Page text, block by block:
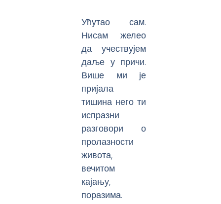
Ућутао сам.
Нисам желео
да учествујем
даље у причи.
Више ми је
пријала
тишина него ти
испразни
разговори о
пролазности
живота,
вечитом
кајању,
поразима.